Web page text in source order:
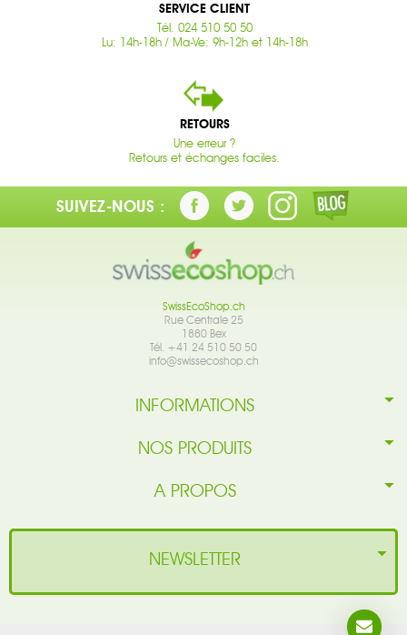
SERVICE CLIENT
Tél. 024 510 50 50
Lu: 14h-18h / Ma-Ve: 9h-12h et 14h-18h
RETOURS
Une erreur ?
Retours et échanges faciles.
SUIVEZ-NOUS :
SwissEcoShop.ch
Rue Centrale 25
1880 Bex
Tél. +41 24 510 50 50
info@swissecoshop.ch
INFORMATIONS
NOS PRODUITS
A PROPOS
NEWSLETTER